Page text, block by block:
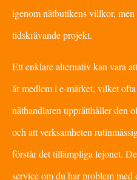
igenom nätbutikens villkor, men
tidskrävande projekt.
Ett enklare alternativ kan vara
är medlem i e-märket, vilket
näthandlaren upprätthåller den
och att verksamheten
förstår det tillämpliga lejonet.
service om du har problem med